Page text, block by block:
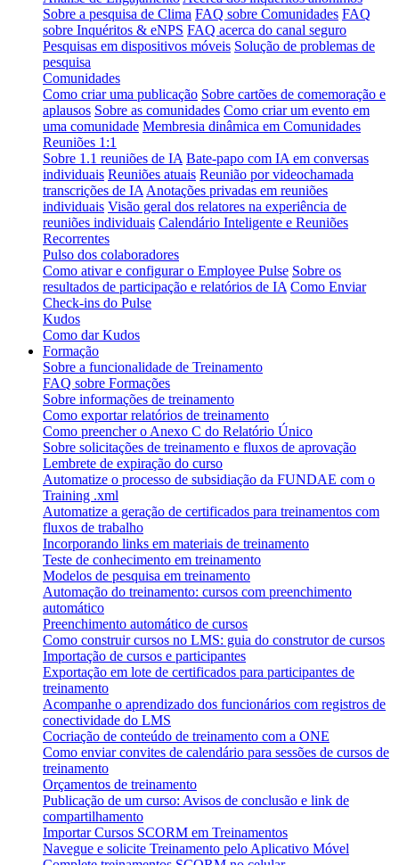
Sobre a pesquisa de Clima FAQ sobre Comunidades FAQ
sobre Inquéritos & eNPS FAQ acerca do canal seguro
Pesquisas em dispositivos móveis Solução de problemas de
pesquisa
Comunidades
Como criar uma publicação Sobre cartões de comemoração e
aplausos Sobre as comunidades Como criar um evento em
uma comunidade Membresia dinâmica em Comunidades
Reuniões 1:1
Sobre 1.1 reuniões de IA Bate-papo com IA em conversas
individuais Reuniões atuais Reunião por videochamada
transcrições de IA Anotações privadas em reuniões
individuais Visão geral dos relatores na experiência de
reuniões individuais Calendário Inteligente e Reuniões
Recorrentes
Pulso dos colaboradores
Como ativar e configurar o Employee Pulse Sobre os
resultados de participação e relatórios de IA Como Enviar
Check-ins do Pulse
Kudos
Como dar Kudos
Formação
Sobre a funcionalidade de Treinamento
FAQ sobre Formações
Sobre informações de treinamento
Como exportar relatórios de treinamento
Como preencher o Anexo C do Relatório Único
Sobre solicitações de treinamento e fluxos de aprovação
Lembrete de expiração do curso
Automatize o processo de subsidiação da FUNDAE com o
Training .xml
Automatize a geração de certificados para treinamentos com
fluxos de trabalho
Incorporando links em materiais de treinamento
Teste de conhecimento em treinamento
Modelos de pesquisa em treinamento
Automação do treinamento: cursos com preenchimento
automático
Preenchimento automático de cursos
Como construir cursos no LMS: guia do construtor de cursos
Importação de cursos e participantes
Exportação em lote de certificados para participantes de
treinamento
Acompanhe o aprendizado dos funcionários com registros de
conectividade do LMS
Cocriação de conteúdo de treinamento com a ONE
Como enviar convites de calendário para sessões de cursos de
treinamento
Orçamentos de treinamento
Publicação de um curso: Avisos de conclusão e link de
compartilhamento
Importar Cursos SCORM em Treinamentos
Navegue e solicite Treinamento pelo Aplicativo Móvel